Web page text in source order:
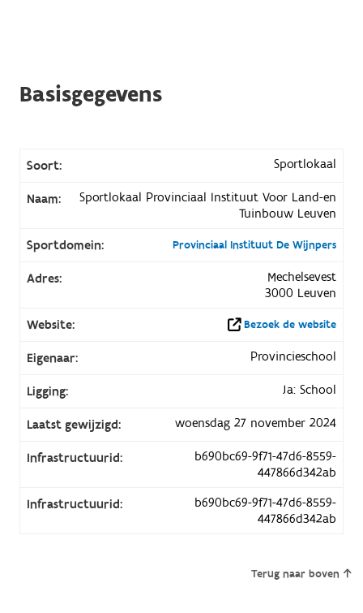
Basisgegevens
Soort: Sportlokaal
Naam:
Sportlokaal Provinciaal Instituut Voor Land-en
Tuinbouw Leuven
Sportdomein:
Provinciaal Instituut De Wijnpers
Adres:
Mechelsevest
3000 Leuven
Website:
Bezoek de website
Eigenaar: Provincieschool
Ligging: Ja: School
Laatst gewijzigd: woensdag 27 november 2024
Infrastructuurid:
b690bc69-9f71-47d6-8559-
447866d342ab
Infrastructuurid:
b690bc69-9f71-47d6-8559-
447866d342ab
Terug naar boven